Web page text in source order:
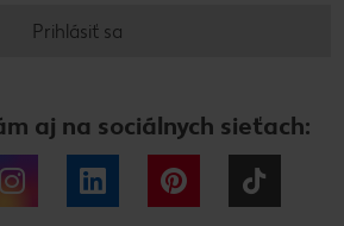
Prihlásiť sa
aj na sociálnych sieťach:
Instagram LinkedIn Pinterest